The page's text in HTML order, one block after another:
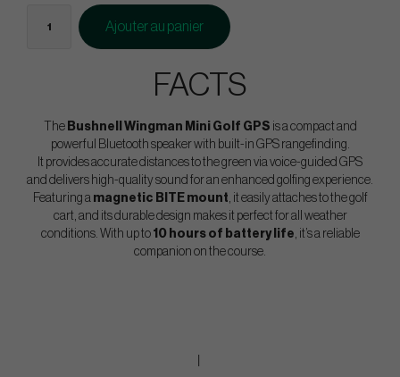
Ajouter au panier
FACTS
The Bushnell Wingman Mini Golf GPS is a compact and
powerful Bluetooth speaker with built-in GPS rangefinding.
It provides accurate distances to the green via voice-guided GPS
and delivers high-quality sound for an enhanced golfing experience.
Featuring a magnetic BITE mount, it easily attaches to the golf
cart, and its durable design makes it perfect for all weather
conditions. With up to 10 hours of battery life, it’s a reliable
companion on the course.